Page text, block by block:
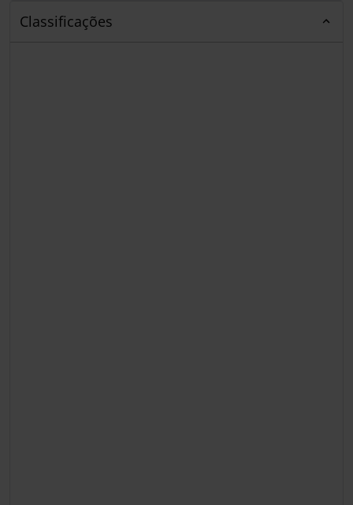
Classificações